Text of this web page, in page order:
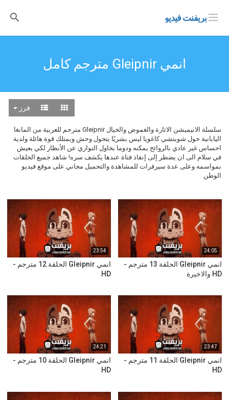
بريفنت فيديو
انمي Gleipnir مترجم كامل
فرز
سلسلة الانيميشن الاثارة والغموض والخيال Gleipnir مترجم للعربية من المانغا
اليابانية حول شويتشي كاغويا ليس بشريًا يتحول وحش ويمتلك قوة هائلة ولدية
احساس غير عادي بالروائح يمكنه ودوما بحاول التواري عن الأنظار لكي يعيش
في سلام الى ان يضطر إلى إنقاذ فتاة عندها يكشف سره! شاهد جميع الحلقات
بمواسمه وعلى عدة سيرفرات للمشاهدة والتحميل مجاني على موقع فيديو
الوطن
24:05
انمي Gleipnir الحلقة 13 مترجم -
HD والاخيرة
23:54
انمي Gleipnir الحلقة 12 مترجم -
HD
23:47
انمي Gleipnir الحلقة 11 مترجم -
HD
24:21
انمي Gleipnir الحلقة 10 مترجم -
HD